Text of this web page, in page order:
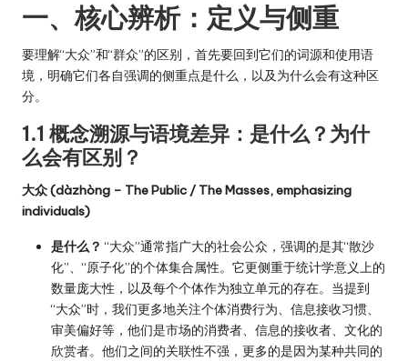
一、核心辨析：定义与侧重
要理解“大众”和“群众”的区别，首先要回到它们的词源和使用语
境，明确它们各自强调的侧重点是什么，以及为什么会有这种区
分。
1.1 概念溯源与语境差异：是什么？为什
么会有区别？
大众 (dàzhòng – The Public / The Masses, emphasizing
individuals)
是什么？ “大众”通常指广大的社会公众，强调的是其“散沙
化”、“原子化”的个体集合属性。它更侧重于统计学意义上的
数量庞大性，以及每个个体作为独立单元的存在。当提到
“大众”时，我们更多地关注个体消费行为、信息接收习惯、
审美偏好等，他们是市场的消费者、信息的接收者、文化的
欣赏者。他们之间的关联性不强，更多的是因为某种共同的